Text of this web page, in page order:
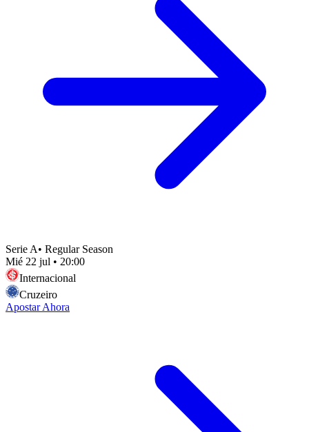
Serie A• Regular Season
Mié 22 jul • 20:00
Internacional
Cruzeiro
Apostar Ahora